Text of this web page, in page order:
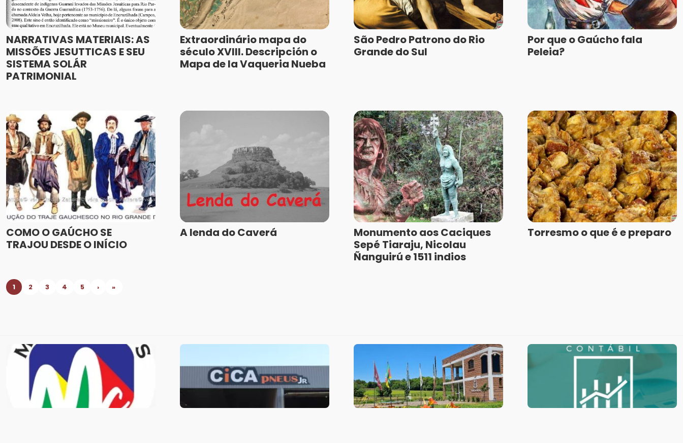
NARRATIVAS MATERIAIS: AS
MISSÕES JESUTTICAS E SEU
SISTEMA SOLÁR
PATRIMONIAL
Extraordinário mapa do
século XVIII. Descripción o
Mapa de la Vaqueria Nueba
São Pedro Patrono do Rio
Grande do Sul
Por que o Gaúcho fala
Peleia?
COMO O GAÚCHO SE
TRAJOU DESDE O INÍCIO
A lenda do Caverá
Monumento aos Caciques
Sepé Tiaraju, Nicolau
Ñanguirú e 1511 indios
Torresmo o que é e preparo
1 2 3 4 5 › »